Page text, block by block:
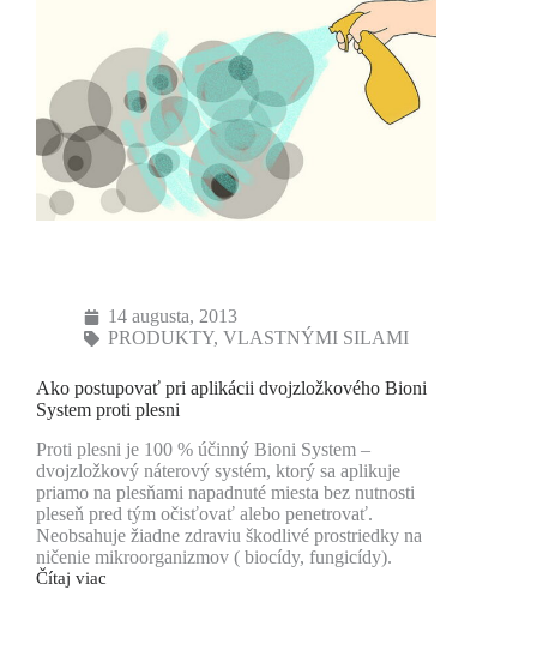
14 augusta, 2013
PRODUKTY, VLASTNÝMI SILAMI
Ako postupovať pri aplikácii dvojzložkového Bioni
System proti plesni
Proti plesni je 100 % účinný Bioni System –
dvojzložkový náterový systém, ktorý sa aplikuje
priamo na plesňami napadnuté miesta bez nutnosti
pleseň pred tým očisťovať alebo penetrovať.
Neobsahuje žiadne zdraviu škodlivé prostriedky na
ničenie mikroorganizmov ( biocídy, fungicídy).
Čítaj viac